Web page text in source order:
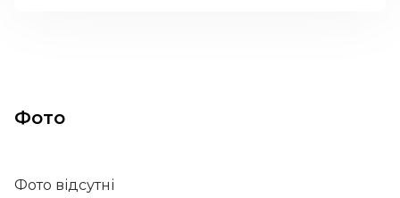
Фото
Фото відсутні